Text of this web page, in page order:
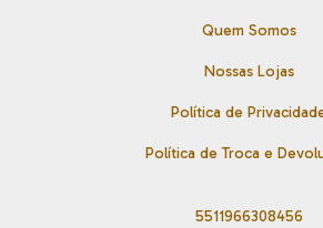
Quem Somos
Nossas Lojas
Política de
Política de Troca e
5511966308456